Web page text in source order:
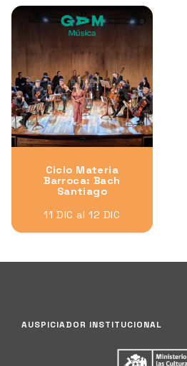
Ciclo Materia
Barroca: Bach
Santiago
11 DIC al 12 DIC
AUSPICIADOR INSTITUCIONAL